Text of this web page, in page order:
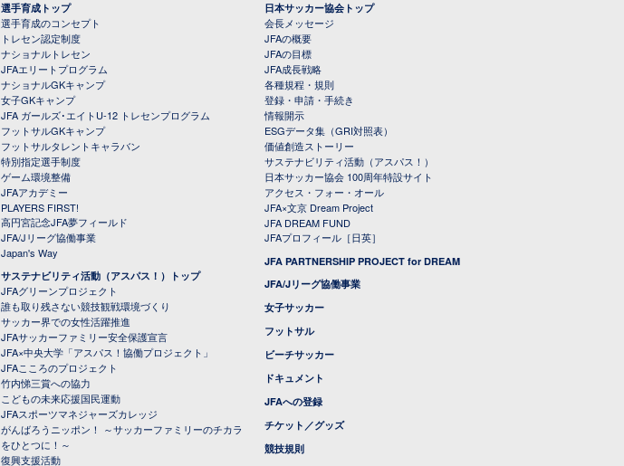
選手育成トップ
選手育成のコンセプト
トレセン認定制度
ナショナルトレセン
JFAエリートプログラム
ナショナルGKキャンプ
女子GKキャンプ
JFA ガールズ･エイトU-12 トレセンプログラム
フットサルGKキャンプ
フットサルタレントキャラバン
特別指定選手制度
ゲーム環境整備
JFAアカデミー
PLAYERS FIRST!
高円宮記念JFA夢フィールド
JFA/Jリーグ協働事業
Japan's Way
サステナビリティ活動（アスパス！）トップ
JFAグリーンプロジェクト
誰も取り残さない競技観戦環境づくり
サッカー界での女性活躍推進
JFAサッカーファミリー安全保護宣言
JFA×中央大学「アスパス！協働プロジェクト」
JFAこころのプロジェクト
竹内悌三賞への協力
こどもの未来応援国民運動
JFAスポーツマネジャーズカレッジ
がんばろうニッポン！ ～サッカーファミリーのチカラ
をひとつに！～
復興支援活動
日本サッカー協会トップ
会長メッセージ
JFAの概要
JFAの目標
JFA成長戦略
各種規程・規則
登録・申請・手続き
情報開示
ESGデータ集（GRI対照表）
価値創造ストーリー
サステナビリティ活動（アスパス！）
日本サッカー協会 100周年特設サイト
アクセス・フォー・オール
JFA×文京 Dream Project
JFA DREAM FUND
JFAプロフィール［日英］
JFA PARTNERSHIP PROJECT for DREAM
JFA/Jリーグ協働事業
女子サッカー
フットサル
ビーチサッカー
ドキュメント
JFAへの登録
チケット／グッズ
競技規則